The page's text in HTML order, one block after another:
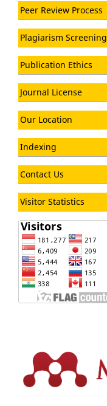
Peer Review Process
Plagiarism Screening
Publication Ethics
Journal License
Our Location
Indexing
Contact Us
Visitor Statistics